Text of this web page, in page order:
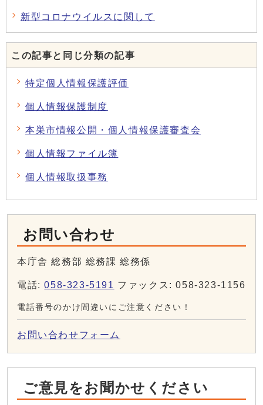
新型コロナウイルスに関して
この記事と同じ分類の記事
特定個人情報保護評価
個人情報保護制度
本巣市情報公開・個人情報保護審査会
個人情報ファイル簿
個人情報取扱事務
お問い合わせ
本庁舎 総務部 総務課 総務係
電話:058-323-5191 ファックス: 058-323-1156
電話番号のかけ間違いにご注意ください！
お問い合わせフォーム
ご意見をお聞かせください